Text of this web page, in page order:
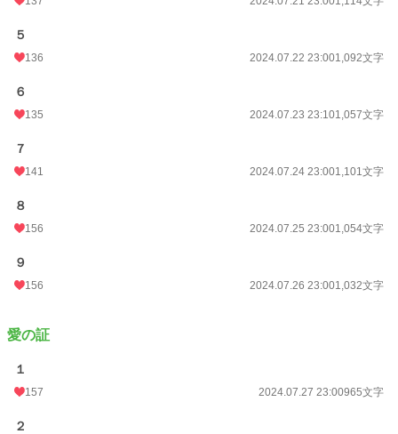
５
136 2024.07.22 23:001,092文字
６
135 2024.07.23 23:101,057文字
７
141 2024.07.24 23:001,101文字
８
156 2024.07.25 23:001,054文字
９
156 2024.07.26 23:001,032文字
愛の証
１
157 2024.07.27 23:00965文字
２